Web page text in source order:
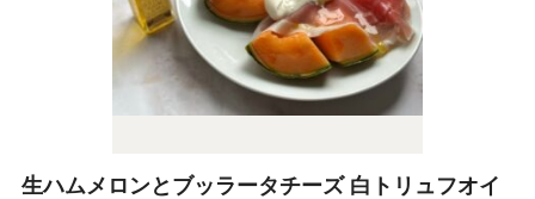
生ハムメロンとブッラータチーズ 白トリュフオイ